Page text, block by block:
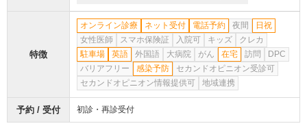
特徴
オンライン診療 ネット受付 電話予約 夜間
日祝
女性医師
スマホ保険証 入院可 キッズ
クレカ
駐車場
英語 外国語 大病院 がん 在宅 訪問
DPC
バリアフリー
感染予防
セカンドオピニオン受診可
セカンドオピニオン情報提供可
地域連携
予約 / 受付 初診・再診受付